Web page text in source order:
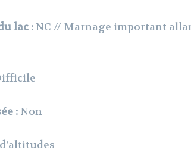
lac : NC // Marnage important
: Non